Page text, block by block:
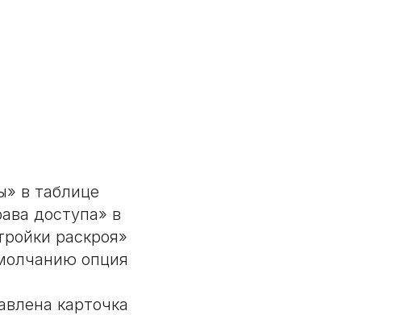
в таблице
доступа» в
раскроя»
опция
карточка